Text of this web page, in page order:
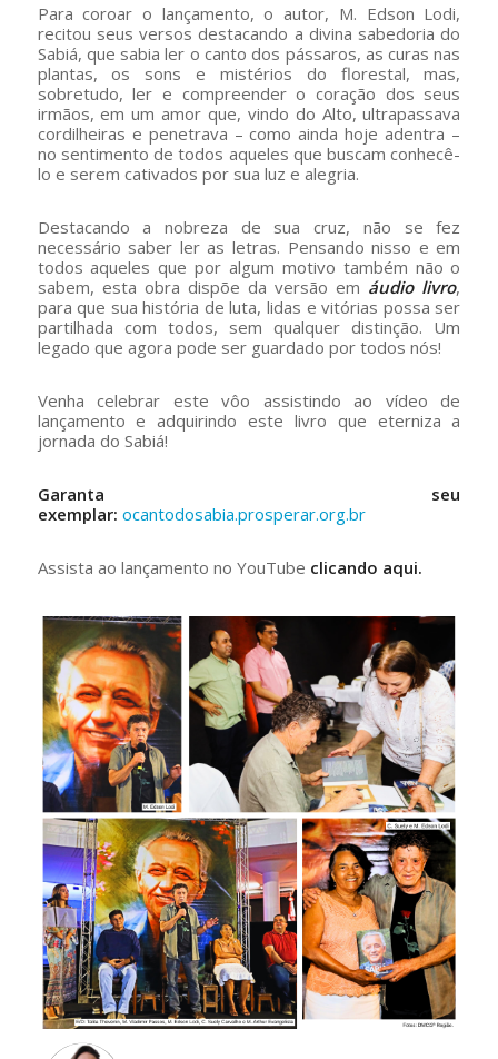
Para coroar o lançamento, o autor, M. Edson Lodi,
recitou seus versos destacando a divina sabedoria do
Sabiá, que sabia ler o canto dos pássaros, as curas nas
plantas, os sons e mistérios do florestal, mas,
sobretudo, ler e compreender o coração dos seus
irmãos, em um amor que, vindo do Alto, ultrapassava
cordilheiras e penetrava – como ainda hoje adentra –
no sentimento de todos aqueles que buscam conhecê-
lo e serem cativados por sua luz e alegria.
Destacando a nobreza de sua cruz, não se fez
necessário saber ler as letras. Pensando nisso e em
todos aqueles que por algum motivo também não o
sabem, esta obra dispõe da versão em áudio livro,
para que sua história de luta, lidas e vitórias possa ser
partilhada com todos, sem qualquer distinção. Um
legado que agora pode ser guardado por todos nós!
Venha celebrar este vôo assistindo ao vídeo de
lançamento e adquirindo este livro que eterniza a
jornada do Sabiá!
Garanta seu
exemplar: ocantodosabia.prosperar.org.br
Assista ao lançamento no YouTube clicando aqui.